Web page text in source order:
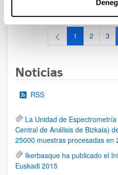
al 30/07/2026 (ambos incluídos)
Página
1 Página
2 3
Noticias
RSS
La Unidad de
Central de Análisis de Bizkaia)
25000 muestras procesadas en
Ikerbasque ha publicado el
Euskadi 2015